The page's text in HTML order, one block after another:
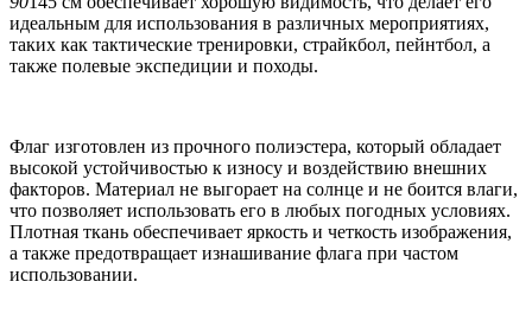
идеальным для использования в различных мероприятиях,
таких как тактические тренировки, страйкбол, пейнтбол, а
также полевые экспедиции и походы.
Флаг изготовлен из прочного полиэстера, который обладает
высокой устойчивостью к износу и воздействию внешних
факторов. Материал не выгорает на солнце и не боится влаги,
что позволяет использовать его в любых погодных условиях.
Плотная ткань обеспечивает яркость и четкость изображения,
а также предотвращает изнашивание флага при частом
использовании.